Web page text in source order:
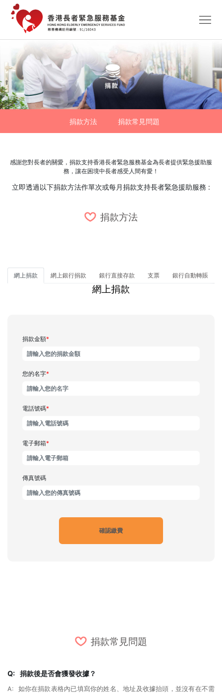
我
們
急
援
持
續
義
捐款方法 捐款常見問題
感謝您對長者的關愛，捐款支持香港長者緊急服務基金為長者提供緊急援助服
務，讓在困境中長者感受人間有愛！
立即透過以下捐款方法作單次或每月捐款支持長者緊急援助服務 :
捐款方法
網上捐款 網上銀行捐款 銀行直接存款 支票 銀行自動轉賬
網上捐款
捐款金額*
您的名字*
電話號碼*
電子郵箱*
傳真號碼
捐款常見問題
Q: 捐款後是否會獲發收據？
A:
如你在捐款表格內已填寫你的姓名、地址及收據抬頭，並沒有在不需